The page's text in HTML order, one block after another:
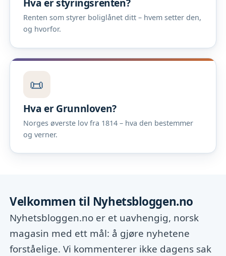
Hva er styringsrenten?
Renten som styrer boliglånet ditt – hvem setter den,
og hvorfor.
📜
Hva er Grunnloven?
Norges øverste lov fra 1814 – hva den bestemmer
og verner.
Velkommen til Nyhetsbloggen.no
Nyhetsbloggen.no er et uavhengig, norsk
magasin med ett mål: å gjøre nyhetene
forståelige. Vi kommenterer ikke dagens sak